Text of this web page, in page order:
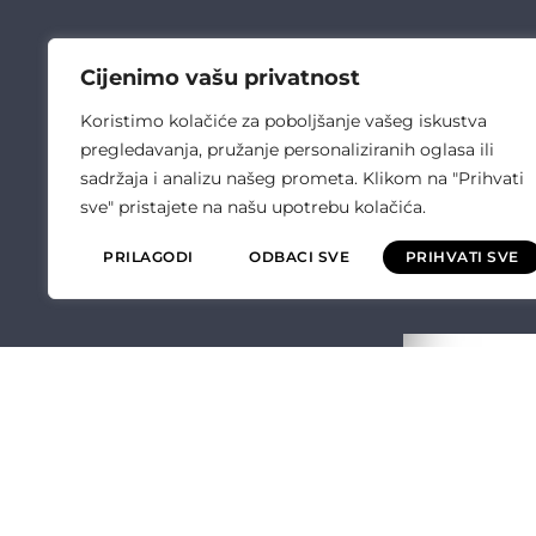
Cijenimo vašu privatnost
Koristimo kolačiće za poboljšanje vašeg iskustva
pregledavanja, pružanje personaliziranih oglasa ili
sadržaja i analizu našeg prometa. Klikom na "Prihvati
sve" pristajete na našu upotrebu kolačića.
PRILAGODI ODBACI SVE PRIHVATI SVE